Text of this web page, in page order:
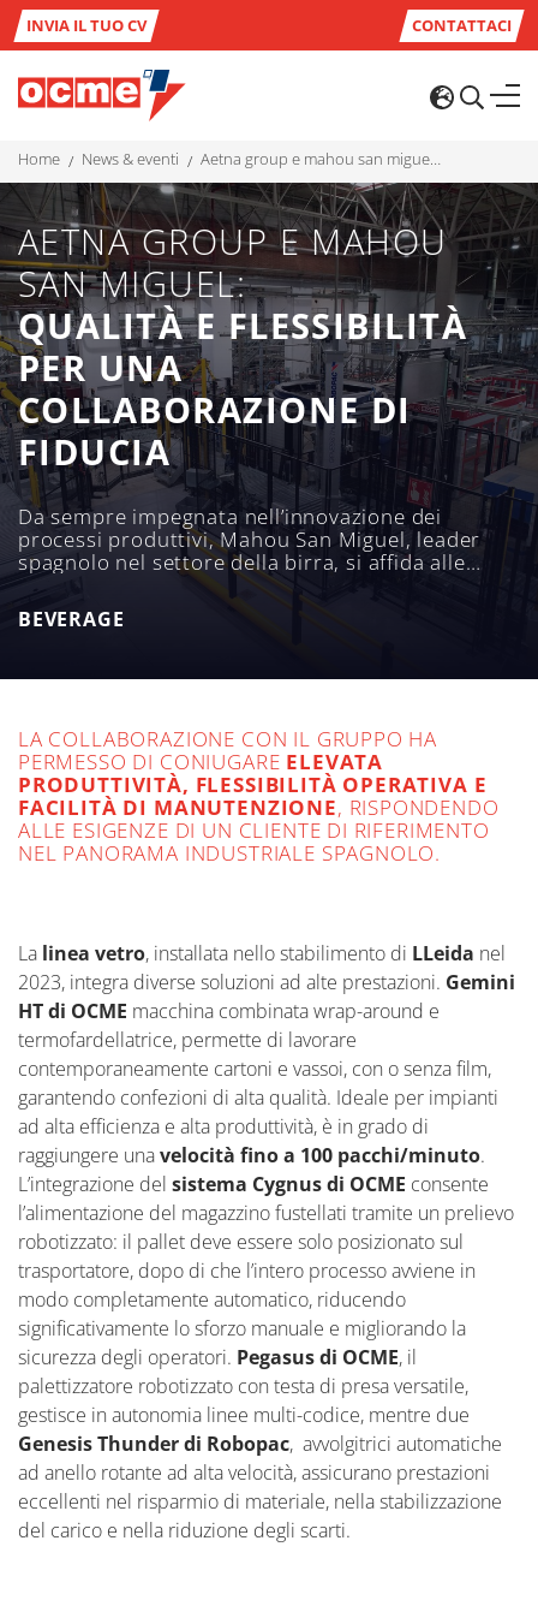
INVIA IL TUO CV CONTATTACI
home news & eventi aetna group e mahou san miguel: qualità e flessibilità per una collaborazione di fiducia
AETNA GROUP E MAHOU
SAN MIGUEL:
QUALITÀ E FLESSIBILITÀ
PER UNA
COLLABORAZIONE DI
FIDUCIA
Da sempre impegnata nell’innovazione dei
processi produttivi, Mahou San Miguel, leader
spagnolo nel settore della birra, si affida alle
soluzioni Aetna Group per rendere ancora più
efficienti le proprie linee di confezionamento, sia
in vetro che in lattine.
BEVERAGE
LA COLLABORAZIONE CON IL GRUPPO HA
PERMESSO DI CONIUGARE ELEVATA
PRODUTTIVITÀ, FLESSIBILITÀ OPERATIVA E
FACILITÀ DI MANUTENZIONE, RISPONDENDO
ALLE ESIGENZE DI UN CLIENTE DI RIFERIMENTO
NEL PANORAMA INDUSTRIALE SPAGNOLO.
La linea vetro, installata nello stabilimento di LLeida nel
2023, integra diverse soluzioni ad alte prestazioni. Gemini
HT di OCME macchina combinata wrap-around e
termofardellatrice, permette di lavorare
contemporaneamente cartoni e vassoi, con o senza film,
garantendo confezioni di alta qualità. Ideale per impianti
ad alta efficienza e alta produttività, è in grado di
raggiungere unavelocità fino a 100 pacchi/minuto.
L’integrazione del sistema Cygnusdi OCME consente
l’alimentazione del magazzino fustellati tramite un prelievo
robotizzato: il pallet deve essere solo posizionato sul
trasportatore, dopo di che l’intero processo avviene in
modo completamente automatico, riducendo
significativamente lo sforzo manuale e migliorando la
sicurezza degli operatori. Pegasus di OCME, il
palettizzatore robotizzato con testa di presa versatile,
gestisce in autonomia linee multi-codice, mentre due
Genesis Thunderdi Robopac, avvolgitrici automatiche
ad anello rotante ad alta velocità, assicurano prestazioni
eccellenti nel risparmio di materiale, nella stabilizzazione
del carico e nella riduzione degli scarti.